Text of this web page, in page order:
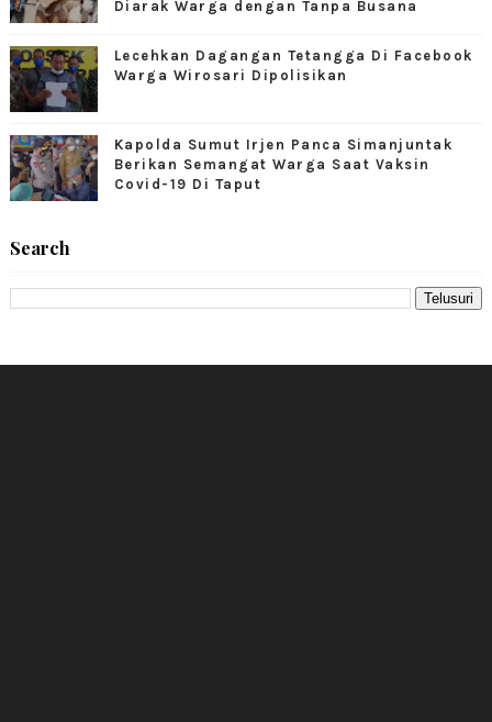
Diarak Warga dengan Tanpa Busana
Lecehkan Dagangan Tetangga Di Facebook
Warga Wirosari Dipolisikan
Kapolda Sumut Irjen Panca Simanjuntak
Berikan Semangat Warga Saat Vaksin
Covid-19 Di Taput
Search